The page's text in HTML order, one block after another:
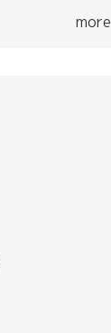
more